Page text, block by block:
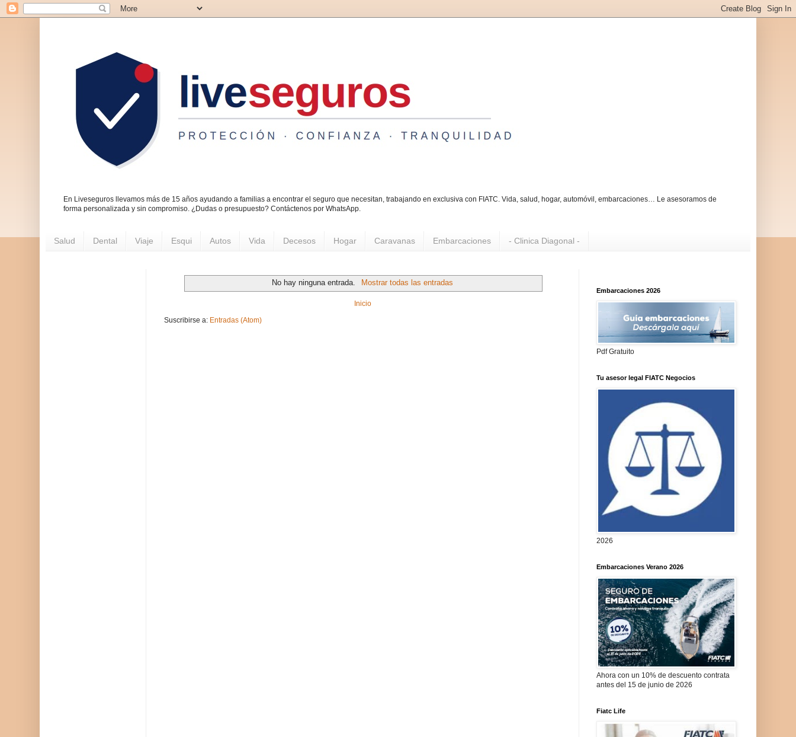
En Liveseguros llevamos más de 15 años ayudando a familias a encontrar el seguro que necesitan, trabajando en exclusiva con FIATC. Vida, salud, hogar, automóvil, embarcaciones… Le asesoramos de
forma personalizada y sin compromiso. ¿Dudas o presupuesto? Contáctenos por WhatsApp.
Salud Dental Viaje Esqui Autos Vida Decesos Hogar Caravanas Embarcaciones - Clinica Diagonal -
No hay ninguna entrada. Mostrar todas las entradas
Inicio
Suscribirse a: Entradas (Atom)
Embarcaciones 2026
Pdf Gratuito
Tu asesor legal FIATC Negocios
2026
Embarcaciones Verano 2026
Ahora con un 10% de descuento contrata
antes del 15 de junio de 2026
Fiatc Life